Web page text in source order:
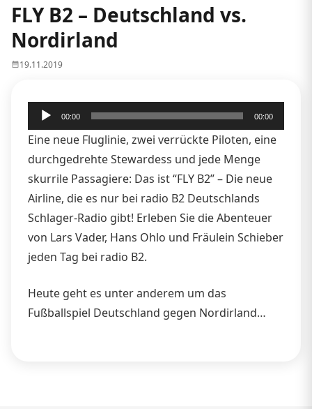
FLY B2 – Deutschland vs.
Nordirland
19.11.2019
Audio-
Player
00:00 00:00
Eine neue Fluglinie, zwei verrückte Piloten, eine
durchgedrehte Stewardess und jede Menge
skurrile Passagiere: Das ist “FLY B2” – Die neue
Airline, die es nur bei radio B2 Deutschlands
Schlager-Radio gibt! Erleben Sie die Abenteuer
von Lars Vader, Hans Ohlo und Fräulein Schieber
jeden Tag bei radio B2.
Heute geht es unter anderem um das
Fußballspiel Deutschland gegen Nordirland…